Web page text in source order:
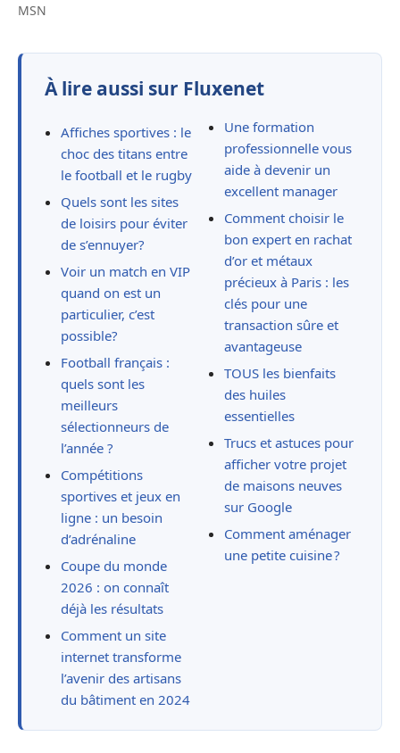
MSN
À lire aussi sur Fluxenet
Affiches sportives : le
choc des titans entre
le football et le rugby
Quels sont les sites
de loisirs pour éviter
de s’ennuyer?
Voir un match en VIP
quand on est un
particulier, c’est
possible?
Football français :
quels sont les
meilleurs
sélectionneurs de
l’année ?
Compétitions
sportives et jeux en
ligne : un besoin
d’adrénaline
Coupe du monde
2026 : on connaît
déjà les résultats
Comment un site
internet transforme
l’avenir des artisans
du bâtiment en 2024
Une formation
professionnelle vous
aide à devenir un
excellent manager
Comment choisir le
bon expert en rachat
d’or et métaux
précieux à Paris : les
clés pour une
transaction sûre et
avantageuse
TOUS les bienfaits
des huiles
essentielles
Trucs et astuces pour
afficher votre projet
de maisons neuves
sur Google
Comment aménager
une petite cuisine ?